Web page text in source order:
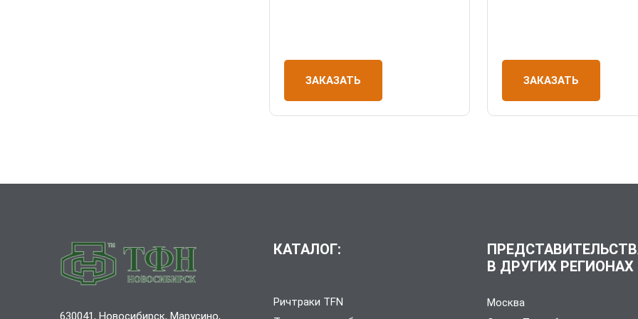
ЗАКАЗАТЬ ЗАКАЗАТЬ
630041, Новосибирск, Марусино,
КАТАЛОГ:
Ричтраки TFN
В ДРУГИХ РЕГИОНАХ
Москва